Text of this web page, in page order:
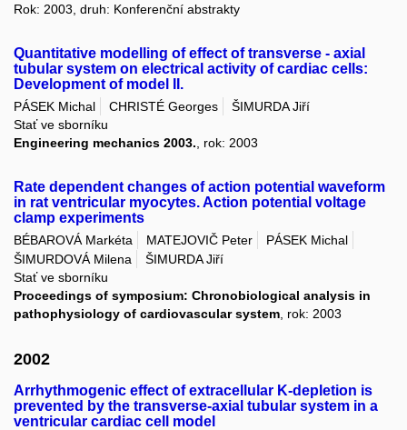
Rok: 2003, druh: Konferenční abstrakty
Quantitative modelling of effect of transverse - axial
tubular system on electrical activity of cardiac cells:
Development of model II.
PÁSEK Michal CHRISTÉ Georges
ŠIMURDA Jiří
Stať ve sborníku
Engineering mechanics 2003. , rok: 2003
Rate dependent changes of action potential waveform
in rat ventricular myocytes. Action potential voltage
clamp experiments
BÉBAROVÁ Markéta MATEJOVIČ Peter
PÁSEK Michal
ŠIMURDOVÁ Milena
ŠIMURDA Jiří
Stať ve sborníku
Proceedings of symposium: Chronobiological analysis in
pathophysiology of cardiovascular system, rok: 2003
2002
Arrhythmogenic effect of extracellular K-depletion is
prevented by the transverse-axial tubular system in a
ventricular cardiac cell model